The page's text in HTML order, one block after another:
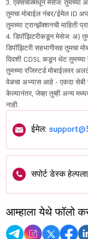
3. एक्सचेंजमधून मेसेज: तुमच्या
तुमचा मोबाईल नंबर/ईमेल ID
तुमच्या ट्रान्झॅक्शनची माहिती
4. डिपॉझिटरीकडून मेसेज: अ)
डिपॉझिटरी सहभागीसह तुमचा
दिवशी CDSL कडून थेट तुमच्या
तुमच्या रजिस्टर्ड मोबाईलवर
वेळचा अभ्यास आहे - एकदा सेबी
केल्यानंतर, जेव्हा तुम्ही अन्य
नाही.
ईमेल:
सपोर्ट डेस्क
आम्हाला येथे फॉलो